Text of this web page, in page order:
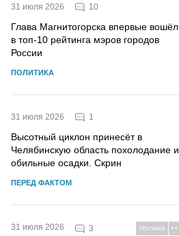
31 июля 2026 10
Глава Магнитогорска впервые вошёл
в топ-10 рейтинга мэров городов
России
ПОЛИТИКА
31 июля 2026 1
Высотный циклон принесёт в
Челябинскую область похолодание и
обильные осадки. Скрин
ПЕРЕД ФАКТОМ
31 июля 2026 3 РЕКЛАМА